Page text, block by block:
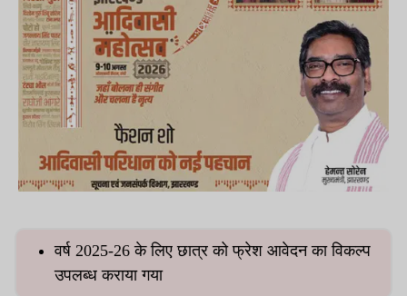
वर्ष 2025-26 के लिए छात्र को फ्रेश आवेदन का विकल्प
उपलब्ध कराया गया